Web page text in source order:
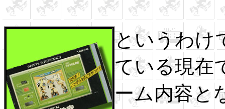
というわけ
ている現在
ーム内容と